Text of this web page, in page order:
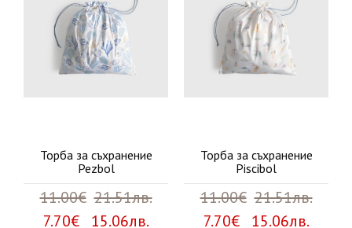
Торба за съхранение
Pezbol
11.00€ 21.51лв.
7.70€ 15.06лв.
Торба за съхранение
Piscibol
11.00€ 21.51лв.
7.70€ 15.06лв.